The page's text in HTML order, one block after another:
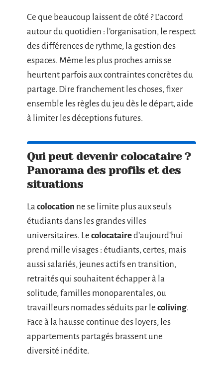
Ce que beaucoup laissent de côté ? L’accord
autour du quotidien : l’organisation, le respect
des différences de rythme, la gestion des
espaces. Même les plus proches amis se
heurtent parfois aux contraintes concrètes du
partage. Dire franchement les choses, fixer
ensemble les règles du jeu dès le départ, aide
à limiter les déceptions futures.
Qui peut devenir colocataire ?
Panorama des profils et des
situations
La colocation ne se limite plus aux seuls
étudiants dans les grandes villes
universitaires. Le colocataired’aujourd’hui
prend mille visages : étudiants, certes, mais
aussi salariés, jeunes actifs en transition,
retraités qui souhaitent échapper à la
solitude, familles monoparentales, ou
travailleurs nomades séduits par le coliving.
Face à la hausse continue des loyers, les
appartements partagés brassent une
diversité inédite.